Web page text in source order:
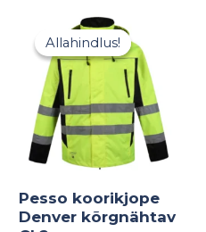
Allahindlus!
Allahindlus!
Pesso koorikjope
Denver kõrgnähtav
Algne
hind
oli:
49,80 €.
on:
34,00 €.